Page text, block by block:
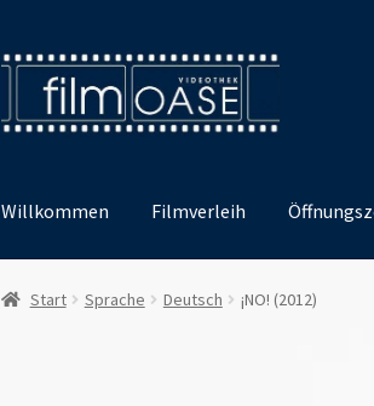
Zur
Navigation
springen
Zum
Inhalt
springen
Willkommen Filmverleih
Start Sprache Deutsch ¡NO! (2012)